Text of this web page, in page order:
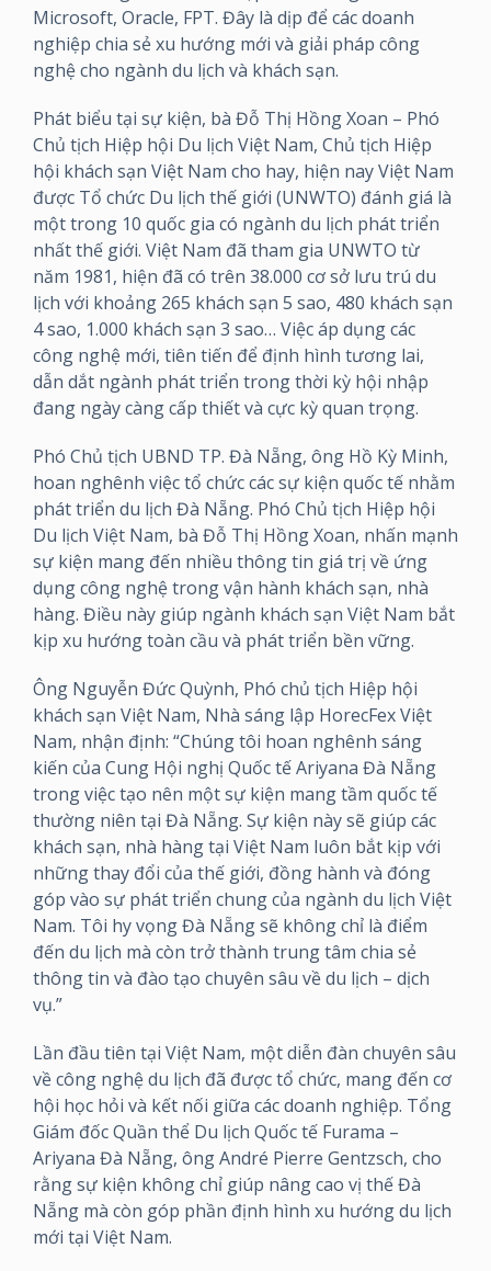
Microsoft, Oracle, FPT. Đây là dịp để các doanh
nghiệp chia sẻ xu hướng mới và giải pháp công
nghệ cho ngành du lịch và khách sạn.
Phát biểu tại sự kiện, bà Đỗ Thị Hồng Xoan – Phó
Chủ tịch Hiệp hội Du lịch Việt Nam, Chủ tịch Hiệp
hội khách sạn Việt Nam cho hay, hiện nay Việt Nam
được Tổ chức Du lịch thế giới (UNWTO) đánh giá là
một trong 10 quốc gia có ngành du lịch phát triển
nhất thế giới. Việt Nam đã tham gia UNWTO từ
năm 1981, hiện đã có trên 38.000 cơ sở lưu trú du
lịch với khoảng 265 khách sạn 5 sao, 480 khách sạn
4 sao, 1.000 khách sạn 3 sao… Việc áp dụng các
công nghệ mới, tiên tiến để định hình tương lai,
dẫn dắt ngành phát triển trong thời kỳ hội nhập
đang ngày càng cấp thiết và cực kỳ quan trọng.
Phó Chủ tịch UBND TP. Đà Nẵng, ông Hồ Kỳ Minh,
hoan nghênh việc tổ chức các sự kiện quốc tế nhằm
phát triển du lịch Đà Nẵng. Phó Chủ tịch Hiệp hội
Du lịch Việt Nam, bà Đỗ Thị Hồng Xoan, nhấn mạnh
sự kiện mang đến nhiều thông tin giá trị về ứng
dụng công nghệ trong vận hành khách sạn, nhà
hàng. Điều này giúp ngành khách sạn Việt Nam bắt
kịp xu hướng toàn cầu và phát triển bền vững.
Ông Nguyễn Đức Quỳnh, Phó chủ tịch Hiệp hội
khách sạn Việt Nam, Nhà sáng lập HorecFex Việt
Nam, nhận định: “Chúng tôi hoan nghênh sáng
kiến của Cung Hội nghị Quốc tế Ariyana Đà Nẵng
trong việc tạo nên một sự kiện mang tầm quốc tế
thường niên tại Đà Nẵng. Sự kiện này sẽ giúp các
khách sạn, nhà hàng tại Việt Nam luôn bắt kịp với
những thay đổi của thế giới, đồng hành và đóng
góp vào sự phát triển chung của ngành du lịch Việt
Nam. Tôi hy vọng Đà Nẵng sẽ không chỉ là điểm
đến du lịch mà còn trở thành trung tâm chia sẻ
thông tin và đào tạo chuyên sâu về du lịch – dịch
vụ.”
Lần đầu tiên tại Việt Nam, một diễn đàn chuyên sâu
về công nghệ du lịch đã được tổ chức, mang đến cơ
hội học hỏi và kết nối giữa các doanh nghiệp. Tổng
Giám đốc Quần thể Du lịch Quốc tế Furama –
Ariyana Đà Nẵng, ông André Pierre Gentzsch, cho
rằng sự kiện không chỉ giúp nâng cao vị thế Đà
Nẵng mà còn góp phần định hình xu hướng du lịch
mới tại Việt Nam.